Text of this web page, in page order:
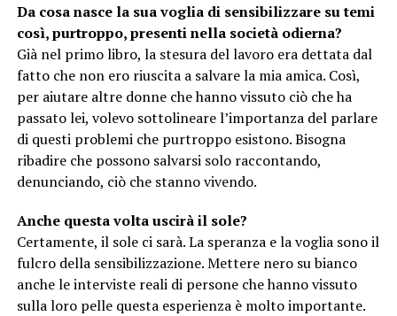
Da cosa nasce la sua voglia di sensibilizzare su temi
così, purtroppo, presenti nella società odierna?
Già nel primo libro, la stesura del lavoro era dettata dal
fatto che non ero riuscita a salvare la mia amica. Così,
per aiutare altre donne che hanno vissuto ciò che ha
passato lei, volevo sottolineare l’importanza del parlare
di questi problemi che purtroppo esistono. Bisogna
ribadire che possono salvarsi solo raccontando,
denunciando, ciò che stanno vivendo.
Anche questa volta uscirà il sole?
Certamente, il sole ci sarà. La speranza e la voglia sono il
fulcro della sensibilizzazione. Mettere nero su bianco
anche le interviste reali di persone che hanno vissuto
sulla loro pelle questa esperienza è molto importante.